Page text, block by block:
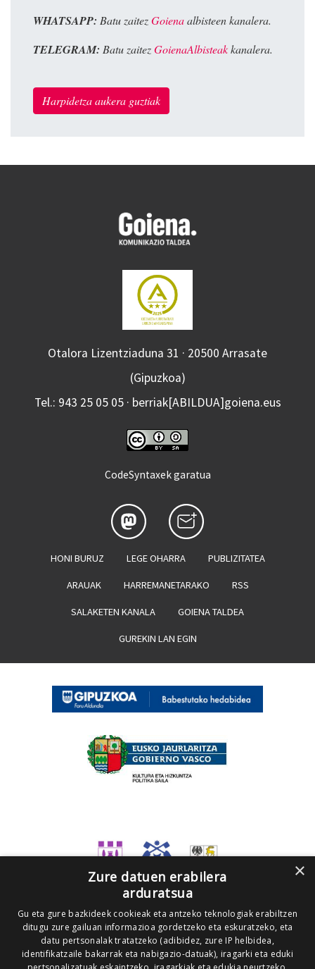
WHATSAPP: Batu zaitezGoienaalbisteen kanalera.
TELEGRAM: Batu zaitezGoienaAlbisteakkanalera.
Harpidetza aukera guztiak
Otalora Lizentziaduna 31 · 20500 Arrasate
(Gipuzkoa)
Tel.: 943 25 05 05 · berriak[ABILDUA]goiena.eus
CodeSyntaxek garatua
HONI BURUZ LEGE OHARRA PUBLIZITATEA
ARAUAK HARREMANETARAKO RSS
SALAKETEN KANALA GOIENA TALDEA
GUREKIN LAN EGIN
×
Zure datuen erabilera
arduratsua
Gu eta gure bazkideek cookieak eta antzeko teknologiak erabiltzen
ditugu zure gailuan informazioa gordetzeko eta eskuratzeko, eta
datu pertsonalak tratatzeko (adibidez, zure IP helbidea,
identifikatzaile bakarrak eta nabigazio-datuak), iragarki eta eduki